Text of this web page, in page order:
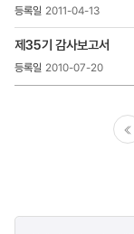
2011-04-13
제35기 감사보고서
2010-07-20